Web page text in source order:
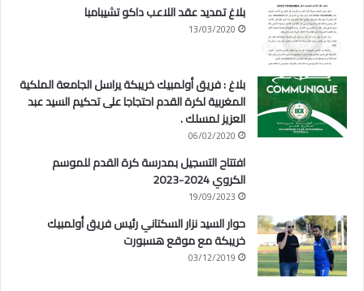
بلاغ تمديد عقد اللاعب داكو تشيبامبا
13/03/2020
بلاغ : فريق أولمبيك خريبكة يراسل الجامعة الملكية
المغربية لكرة القدم احتجاجا على تحكيم السيد عبد
العزيز لمسلك .
06/02/2020
افتتاح التسجيل بمدرسة كرة القدم للموسم
الكروي 2024-2023
19/09/2023
حوار السيد نزار السكتاني رئيس فريق أولمبيك
خريبكة مع موقع هسبورت
03/12/2019